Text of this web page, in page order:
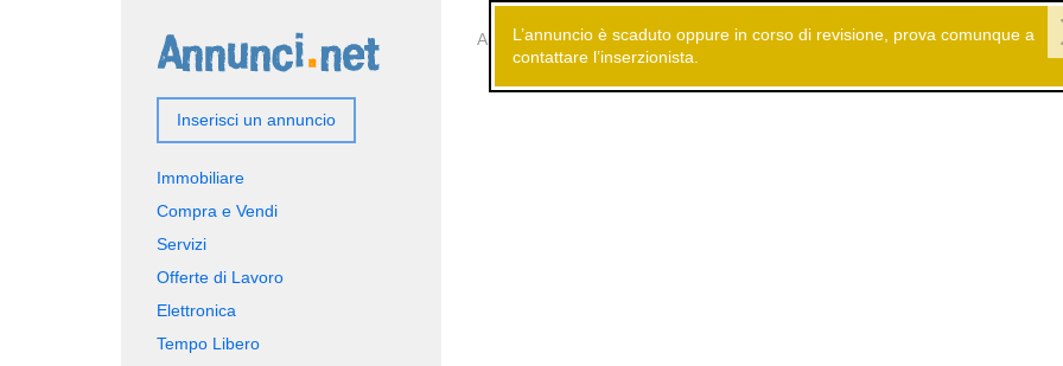
Annunci gratuiti Cerco Lavoro CV/Cerco lavoro
L’annuncio è scaduto oppure in corso di revisione, prova comunque a
contattare l’inserzionista.
Inserisci un annuncio
Immobiliare
Compra e Vendi
Servizi
Offerte di Lavoro
Elettronica
Tempo Libero